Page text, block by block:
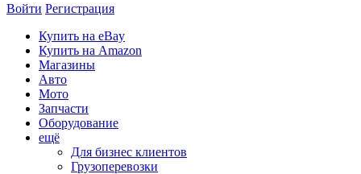
Войти Регистрация
Купить на eBay
Купить на Amazon
Магазины
Авто
Мото
Запчасти
Оборудование
ещё
Для бизнес клиентов
Грузоперевозки